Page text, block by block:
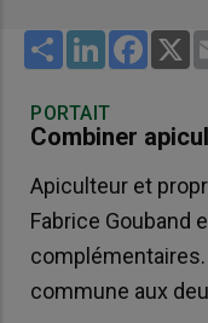
Share LinkedIn X
PORTAIT
Combiner
Apiculteur et
Fabrice Gouband
commune aux